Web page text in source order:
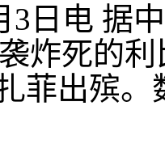
电 据中
炸死的
菲出殡